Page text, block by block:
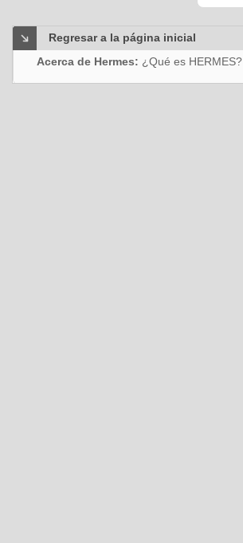
Regresar a la página inicial
Acerca de Hermes: ¿Qué es HERMES?